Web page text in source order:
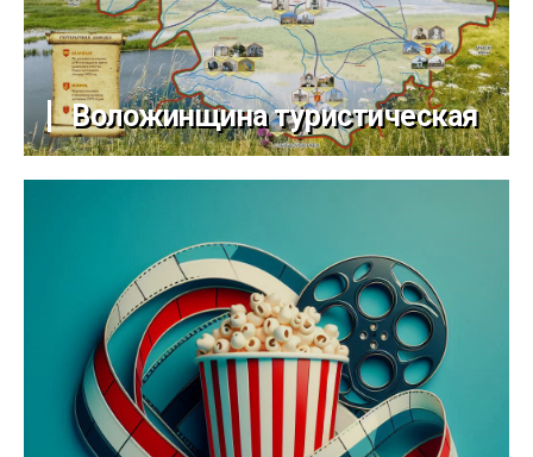
Воложинщина туристическая